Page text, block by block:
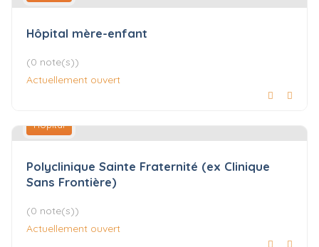
Hôpital mère-enfant
(0 note(s))
Actuellement ouvert
Hôpital
Polyclinique Sainte Fraternité (ex Clinique
Sans Frontière)
(0 note(s))
Actuellement ouvert